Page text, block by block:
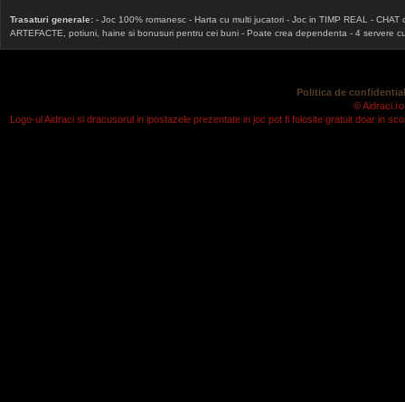
Trasaturi generale: - Joc 100% romanesc - Harta cu multi jucatori - Joc in TIMP REAL -
ARTEFACTE, potiuni, haine si bonusuri pentru cei buni - Poate crea dependenta - 4 servere
Politica de
©
Logo-ul Aidraci si dracusorul in ipostazele prezentate in joc pot fi folosite gratuit doar in